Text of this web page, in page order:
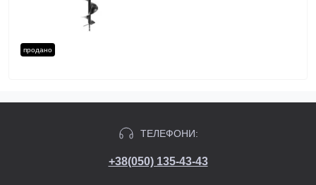
продано
ТЕЛЕФОНИ:
+38(050) 135-43-43